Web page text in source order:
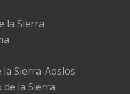
la Sierra
la Sierra-Aoslos
de la Sierra